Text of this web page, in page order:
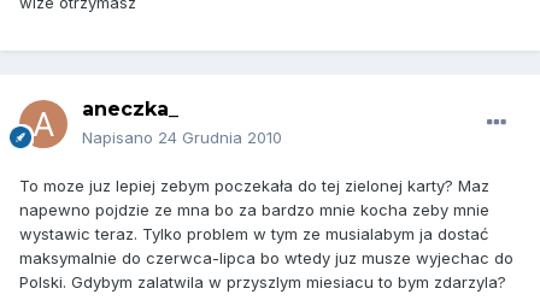
aneczka_
Napisano 24 Grudnia 2010
To moze juz lepiej zebym poczekała do tej zielonej karty? Maz
napewno pojdzie ze mna bo za bardzo mnie kocha zeby mnie
wystawic teraz. Tylko problem w tym ze musialabym ja dostać
maksymalnie do czerwca-lipca bo wtedy juz musze wyjechac do
Polski. Gdybym zalatwila w przyszlym miesiacu to bym zdarzyla?